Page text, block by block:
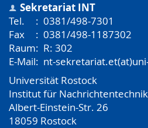
Sekretariat INT
Tel.
: 0381/498-7301
Fax
: 0381/498-1187302
Raum: R: 302
E-Mail: nt-
Universität Rostock
Institut für Nachrichtentechnik
Albert-Einstein-Str. 26
18059 Rostock